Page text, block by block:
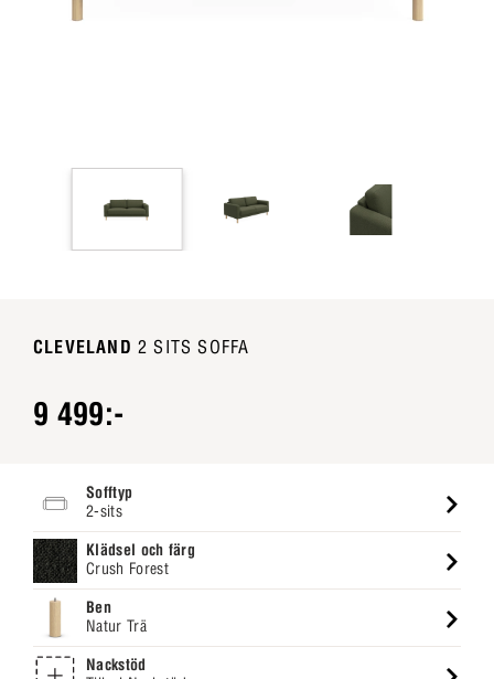
CLEVELAND 2 SITS SOFFA
9 499:-
Sofftyp
2-sits
Klädsel och färg
Crush Forest
Ben
Natur Trä
Nackstöd